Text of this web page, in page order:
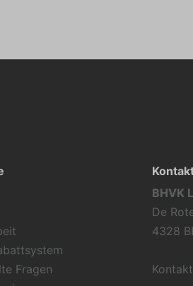
Fragen
BHVK
De
4328